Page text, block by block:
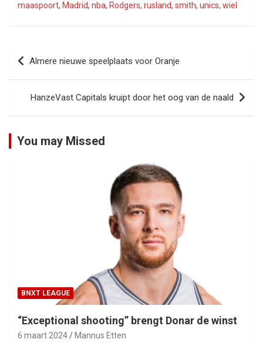
maaspoort, Madrid, nba, Rodgers, rusland, smith, unics, wiel
Bericht
navigatie
Almere nieuwe speelplaats voor Oranje
HanzeVast Capitals kruipt door het oog van de naald
You may Missed
BNXT LEAGUE
“Exceptional shooting” brengt Donar de winst
6 maart 2024 Mannus Etten